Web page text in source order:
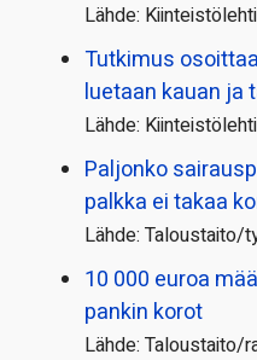
Lähde: Kiinteistölehti
Tutkimus
luetaan kauan ja
Lähde: Kiinteistölehti
Paljonko
palkka ei takaa
Lähde: Taloustaito/
10 000 euroa
pankin korot
Lähde: Taloustaito/